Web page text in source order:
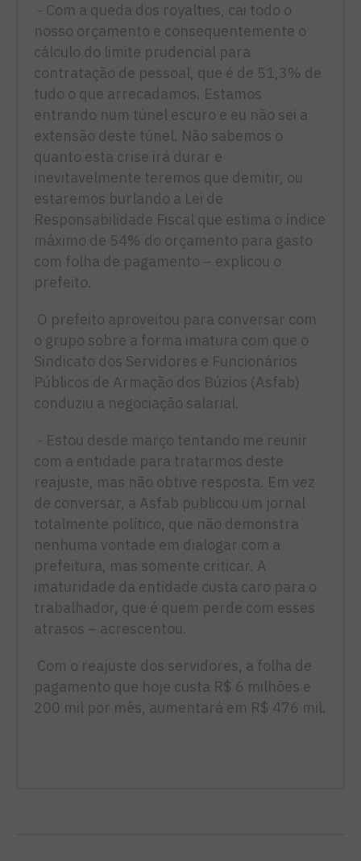
- Com a queda dos royalties, cai todo o
nosso orçamento e consequentemente o
cálculo do limite prudencial para
contratação de pessoal, que é de 51,3% de
tudo o que arrecadamos. Estamos
entrando num túnel escuro e eu não sei a
extensão deste túnel. Não sabemos o
quanto esta crise irá durar e
inevitavelmente teremos que demitir, ou
estaremos burlando a Lei de
Responsabilidade Fiscal que estima o índice
máximo de 54% do orçamento para gasto
com folha de pagamento – explicou o
prefeito.
O prefeito aproveitou para conversar com
o grupo sobre a forma imatura com que o
Sindicato dos Servidores e Funcionários
Públicos de Armação dos Búzios (Asfab)
conduziu a negociação salarial.
- Estou desde março tentando me reunir
com a entidade para tratarmos deste
reajuste, mas não obtive resposta. Em vez
de conversar, a Asfab publicou um jornal
totalmente político, que não demonstra
nenhuma vontade em dialogar com a
prefeitura, mas somente criticar. A
imaturidade da entidade custa caro para o
trabalhador, que é quem perde com esses
atrasos – acrescentou.
Com o reajuste dos servidores, a folha de
pagamento que hoje custa R$ 6 milhões e
200 mil por mês, aumentará em R$ 476 mil.